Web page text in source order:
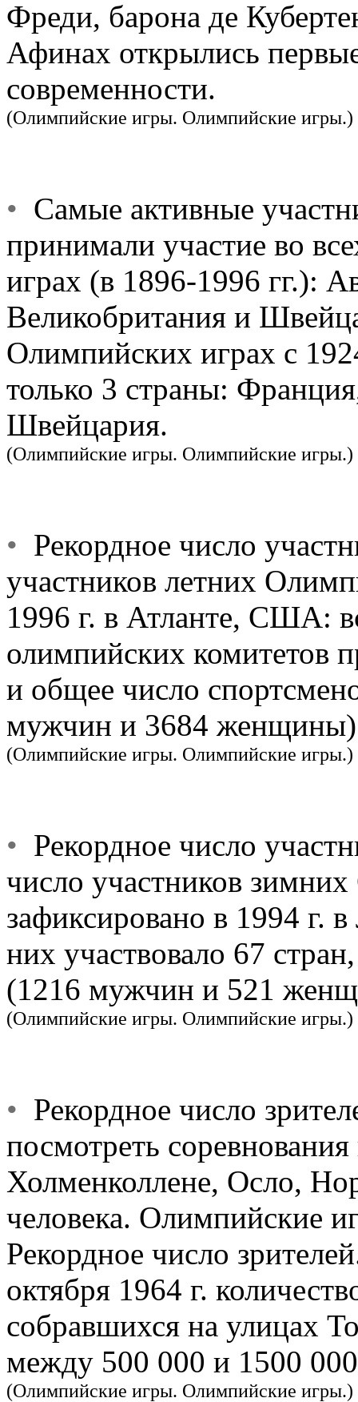
Фреди, барона де
Афинах открылись
современности.
(Олимпийские игры. Олимпийские игры.)
• Самые активные
принимали участие во
играх (в 1896-1996 гг.):
Великобритания и
Олимпийских играх с
только 3 страны:
Швейцария.
(Олимпийские игры. Олимпийские игры.)
• Рекордное число
участников летних
1996 г. в Атланте, США:
олимпийских комитетов
и общее число
мужчин и 3684
(Олимпийские игры. Олимпийские игры.)
• Рекордное число
число участников
зафиксировано в 1994 г.
них участвовало 67
(1216 мужчин и 521
(Олимпийские игры. Олимпийские игры.)
• Рекордное число
посмотреть
Холменколлене, Осло,
человека. Олимпийские
Рекордное число
октября 1964 г.
собравшихся на улицах
между 500 000 и 1500
(Олимпийские игры. Олимпийские игры.)